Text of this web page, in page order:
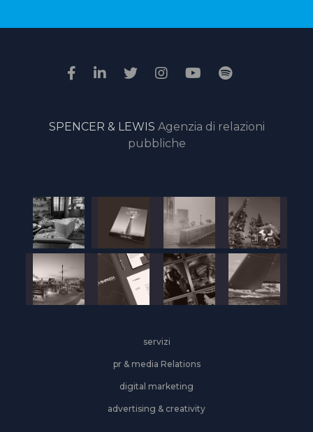
il
della
giuria
online
SPENCER & LEWIS Agenzia di relazioni
pubbliche
servizi
pr & media Relations
digital marketing
advertising & creativity